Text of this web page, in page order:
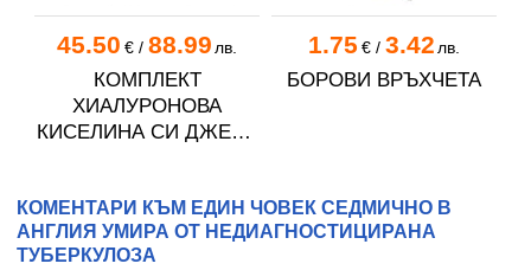
45.50 €/ 88.99 лв.
КОМПЛЕКТ
ХИАЛУРОНОВА
КИСЕЛИНА СИ ДЖЕЛИ
1.75 €/ 3.42 лв.
БОРОВИ ВРЪХЧЕТА
КОМЕНТАРИ КЪМ ЕДИН ЧОВЕК СЕДМИЧНО В
АНГЛИЯ УМИРА ОТ НЕДИАГНОСТИЦИРАНА
ТУБЕРКУЛОЗА